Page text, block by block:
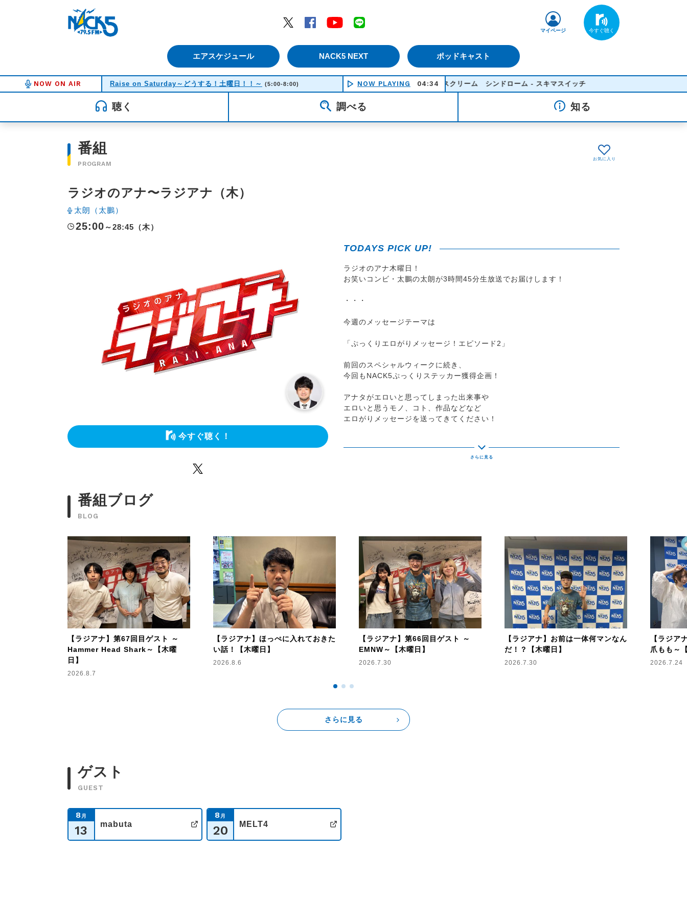
Twitter
Facebook YouTube
エアスケジュール NACK5 NEXT ポッドキャスト
マイページ
NOW ON AIR Raise on Saturday～どうする！土曜日！！～ (5:00-8:00) NOW PLAYING 04:34
アイスクリーム シンドローム - スキマスイッチ
聴く 調べる 知る
番組
PROGRAM
ラジオのアナ〜ラジアナ（木）
太朗（太鵬）
25:00 ～28:45（木）
今すぐ聴く！
TODAYS PICK UP!
ラジオのアナ木曜日！
お笑いコンビ・太鵬の太朗が3時間45分生放送でお届けします！
・・・
今週のメッセージテーマは
「ぷっくりエロがりメッセージ！エピソード2」
前回のスペシャルウィークに続き、
今回もNACK5ぷっくりステッカー獲得企画！
アナタがエロいと思ってしまった出来事や
エロいと思うモノ、コト、作品などなど
エロがりメッセージを送ってきてください！
【テーマメッセージ限定】
抜き打ちで太朗がメッセージに対してダメ出しや添削を行います。
ダメ出し希望の方はチェックボックスにチェックをいれてください。
抜き打ちなのでいつダメ出しコーナーをやるかは分かりません。
結構キツめに言われる可能性があるので
覚悟がある方だけチェックしてください。
ダメ出しされた場合のクレームは受け付けません。
・・・
2時台はゲストコーナー！
ゲストにお迎えします！
ゲストへのメッセージもお待ちしてます！
・・・
番組ブログ
BLOG
【ラジアナ】第67回目ゲスト ～
Hammer Head Shark～【木曜
日】
2026.8.7
【ラジアナ】ほっぺに入れておきた
い話！【木曜日】
2026.8.6
【ラジアナ】第66回目ゲスト ～
EMNW～【木曜日】
2026.7.30
【ラジアナ】お前は一体何マンなん
だ！？【木曜日】
2026.7.30
【ラジア
爪もも～
2026.7.24
さらに見る
ゲスト
GUEST
8 月
13
mabuta
公式サイト
8 月
20
MELT4